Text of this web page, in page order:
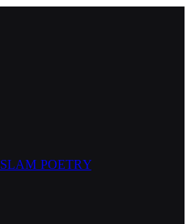
SLAM POETRY